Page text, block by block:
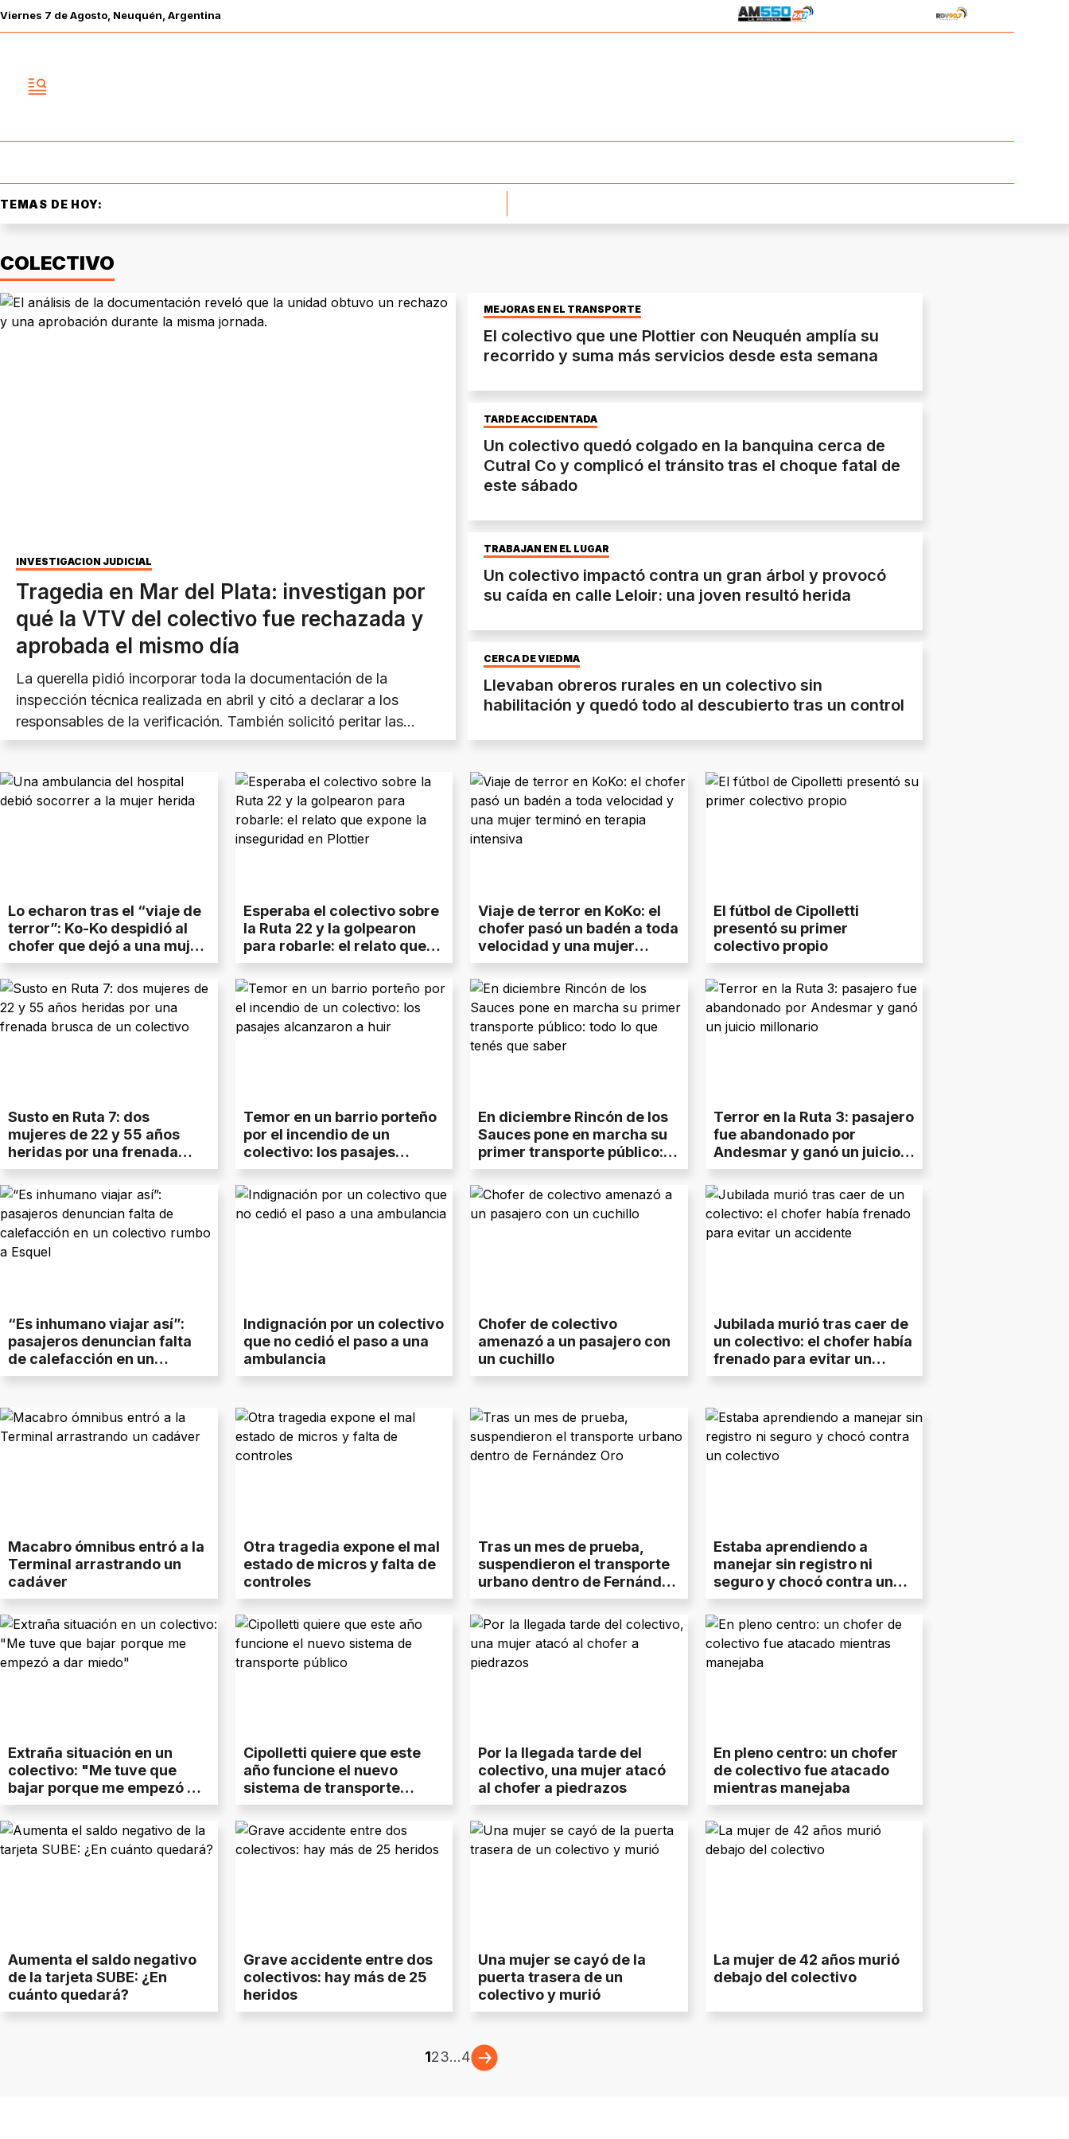
Viernes 7 deAgosto , Neuquén, Argentina
TEMAS DE HOY:
COLECTIVO
INVESTIGACIÓN JUDICIAL
Tragedia en Mar del Plata: investigan por
qué la VTV del colectivo fue rechazada y
aprobada el mismo día
La querella pidió incorporar toda la documentación de la
inspección técnica realizada en abril y citó a declarar a los
responsables de la verificación. También solicitó peritar las
reparaciones del vehículo y acceder a los registros telefónicos
MEJORAS EN EL TRANSPORTE
El colectivo que une Plottier con Neuquén amplía su
recorrido y suma más servicios desde esta semana
TARDE ACCIDENTADA
Un colectivo quedó colgado en la banquina cerca de
Cutral Co y complicó el tránsito tras el choque fatal de
este sábado
TRABAJAN EN EL LUGAR
Un colectivo impactó contra un gran árbol y provocó
su caída en calle Leloir: una joven resultó herida
CERCA DE VIEDMA
Llevaban obreros rurales en un colectivo sin
habilitación y quedó todo al descubierto tras un control
Lo echaron tras el “viaje de
terror”: Ko-Ko despidió al
chofer que dejó a una mujer
en terapia intensiva
Esperaba el colectivo sobre
la Ruta 22 y la golpearon
para robarle: el relato que
expone la inseguridad en
Plottier
Viaje de terror en KoKo: el
chofer pasó un badén a toda
velocidad y una mujer
terminó en terapia intensiva
El fútbol de Cipolletti
presentó su primer
colectivo propio
Susto en Ruta 7: dos
mujeres de 22 y 55 años
heridas por una frenada
brusca de un colectivo
Temor en un barrio porteño
por el incendio de un
colectivo: los pasajes
alcanzaron a huir
En diciembre Rincón de los
Sauces pone en marcha su
primer transporte público:
todo lo que tenés que saber
Terror en la Ruta 3: pasajero
fue abandonado por
Andesmar y ganó un juicio
millonario
“Es inhumano viajar así”:
pasajeros denuncian falta
de calefacción en un
colectivo rumbo a Esquel
Indignación por un colectivo
que no cedió el paso a una
ambulancia
Chofer de colectivo
amenazó a un pasajero con
un cuchillo
Jubilada murió tras caer de
un colectivo: el chofer había
frenado para evitar un
accidente
Macabro ómnibus entró a la
Terminal arrastrando un
cadáver
Otra tragedia expone el mal
estado de micros y falta de
controles
Tras un mes de prueba,
suspendieron el transporte
urbano dentro de Fernández
Oro
Estaba aprendiendo a
manejar sin registro ni
seguro y chocó contra un
colectivo
Extraña situación en un
colectivo: "Me tuve que
bajar porque me empezó a
dar miedo"
Cipolletti quiere que este
año funcione el nuevo
sistema de transporte
público
Por la llegada tarde del
colectivo, una mujer atacó
al chofer a piedrazos
En pleno centro: un chofer
de colectivo fue atacado
mientras manejaba
Aumenta el saldo negativo
de la tarjeta SUBE: ¿En
cuánto quedará?
Grave accidente entre dos
colectivos: hay más de 25
heridos
Una mujer se cayó de la
puerta trasera de un
colectivo y murió
La mujer de 42 años murió
debajo del colectivo
123...4